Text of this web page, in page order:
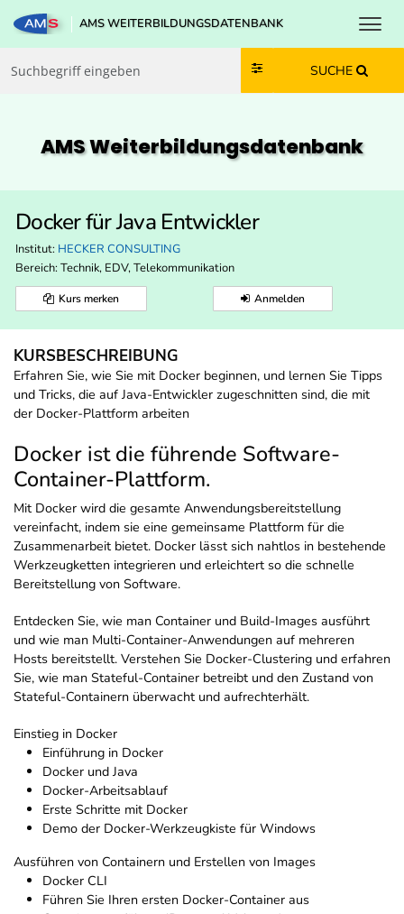
Zum Inhalt springen
Zum Navmenü springen
Zur Suche springen
Zur Footer springen
AMS WEITERBILDUNGSDATENBANK
SUCHE
AMS Weiterbildungs­datenbank
Docker für Java Entwickler
Institut: HECKER CONSULTING
Bereich: Technik, EDV, Telekommunikation
Kurs merken Anmelden
KURSBESCHREIBUNG
Erfahren Sie, wie Sie mit Docker beginnen, und lernen Sie Tipps
und Tricks, die auf Java-Entwickler zugeschnitten sind, die mit
der Docker-Plattform arbeiten
Docker ist die führende Software-
Container-Plattform.
Mit Docker wird die gesamte Anwendungsbereitstellung
vereinfacht, indem sie eine gemeinsame Plattform für die
Zusammenarbeit bietet. Docker lässt sich nahtlos in bestehende
Werkzeugketten integrieren und erleichtert so die schnelle
Bereitstellung von Software.
Entdecken Sie, wie man Container und Build-Images ausführt
und wie man Multi-Container-Anwendungen auf mehreren
Hosts bereitstellt. Verstehen Sie Docker-Clustering und erfahren
Sie, wie man Stateful-Container betreibt und den Zustand von
Stateful-Containern überwacht und aufrechterhält.
Einstieg in Docker
Einführung in Docker
Docker und Java
Docker-Arbeitsablauf
Erste Schritte mit Docker
Demo der Docker-Werkzeugkiste für Windows
Ausführen von Containern und Erstellen von Images
Docker CLI
Führen Sie Ihren ersten Docker-Container aus